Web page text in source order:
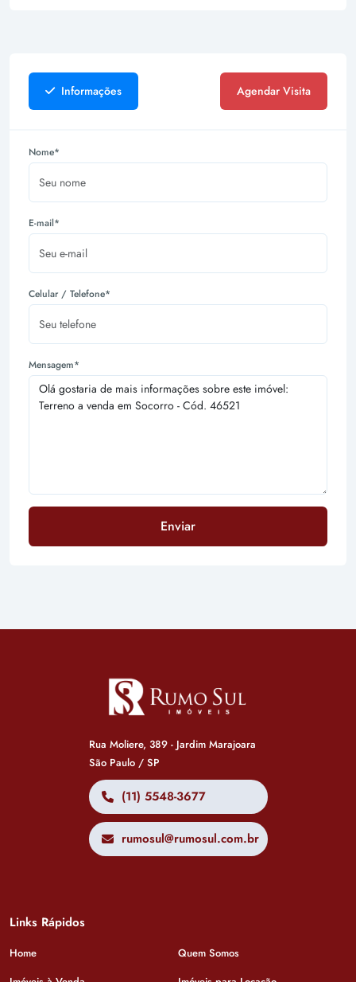
Informações Agendar Visita
Nome*
E-mail*
Celular / Telefone*
Mensagem*
Enviar
Rua Moliere, 389 - Jardim Marajoara
São Paulo / SP
(11) 5548-3677
rumosul@rumosul.com.br
Links Rápidos
Home
Quem Somos